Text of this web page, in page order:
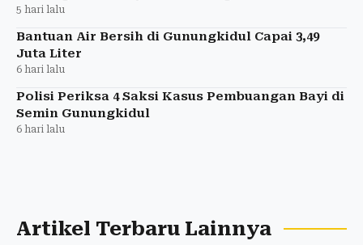
5 hari lalu
Bantuan Air Bersih di Gunungkidul Capai 3,49
Juta Liter
6 hari lalu
Polisi Periksa 4 Saksi Kasus Pembuangan Bayi di
Semin Gunungkidul
6 hari lalu
Artikel Terbaru Lainnya